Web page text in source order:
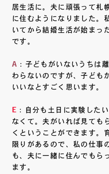
居生活に。夫に頑張って札
に住むようになりました。
いてから結婚生活が始まっ
です。
A ：子どもがいないうちは
わらないのですが、子ども
いいなとすごく思います。
E ：自分も土日に実験した
なくて。夫がいれば見ても
くということができます。
限りがあるので、私の仕事
も、夫に一緒に住んでもら
ます。